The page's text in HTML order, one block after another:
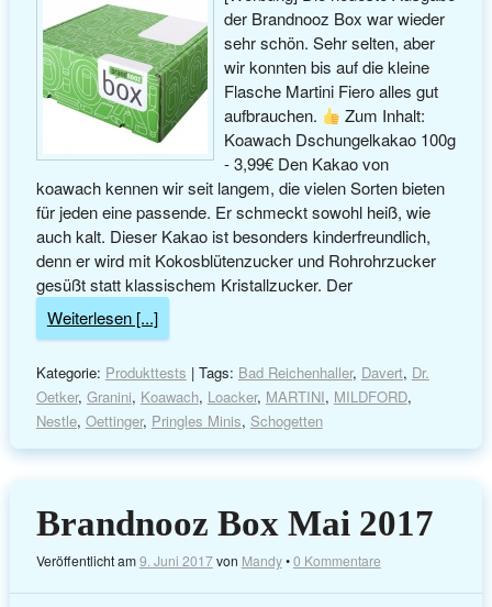
der Brandnooz Box war wieder
sehr schön. Sehr selten, aber
wir konnten bis auf die kleine
Flasche Martini Fiero alles gut
aufbrauchen.
Zum Inhalt:
Koawach Dschungelkakao 100g
- 3,99€ Den Kakao von
koawach kennen wir seit langem, die vielen Sorten bieten
für jeden eine passende. Er schmeckt sowohl heiß, wie
auch kalt. Dieser Kakao ist besonders kinderfreundlich,
denn er wird mit Kokosblütenzucker und Rohrohrzucker
gesüßt statt klassischem Kristallzucker. Der
Weiterlesen [...]
Kategorie: Produkttests | Tags: Bad Reichenhaller, Davert, Dr.
Oetker, Granini, Koawach, Loacker, MARTINI, MILDFORD,
Nestle, Oettinger, Pringles Minis, Schogetten
Brandnooz Box Mai 2017
Veröffentlicht am9. Juni 2017von Mandy•0 Kommentare